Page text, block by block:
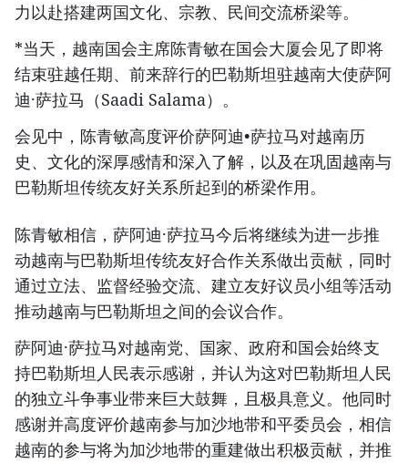
力以赴搭建两国文化、宗教、民间交流桥梁等。
*当天，越南国会主席陈青敏在国会大厦会见了即将
结束驻越任期、前来辞行的巴勒斯坦驻越南大使萨阿
迪·萨拉马（Saadi Salama）。
会见中，陈青敏高度评价萨阿迪•萨拉马对越南历
史、文化的深厚感情和深入了解，以及在巩固越南与
巴勒斯坦传统友好关系所起到的桥梁作用。
陈青敏相信，萨阿迪·萨拉马今后将继续为进一步推
动越南与巴勒斯坦传统友好合作关系做出贡献，同时
通过立法、监督经验交流、建立友好议员小组等活动
推动越南与巴勒斯坦之间的会议合作。
萨阿迪·萨拉马对越南党、国家、政府和国会始终支
持巴勒斯坦人民表示感谢，并认为这对巴勒斯坦人民
的独立斗争事业带来巨大鼓舞，且极具意义。他同时
感谢并高度评价越南参与加沙地带和平委员会，相信
越南的参与将为加沙地带的重建做出积极贡献，并推